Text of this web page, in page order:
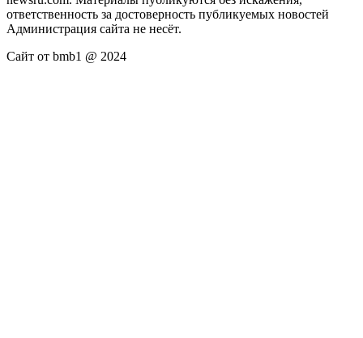
ответственность за достоверность публикуемых новостей
Администрация сайта не несёт.
Сайт от bmb1 @ 2024